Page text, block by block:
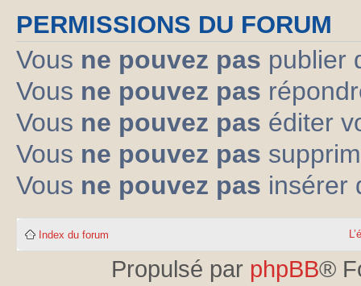
PERMISSIONS DU FORUM
Vous ne pouvez pas publier
Vous ne pouvez pas
Vous ne pouvez pas éditer
Vous ne pouvez pas
Vous ne pouvez pas insérer
Index du forum
Propulsé par phpBB®